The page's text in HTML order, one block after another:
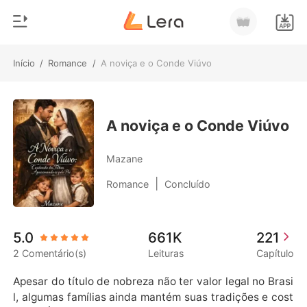
Início / Romance / A noviça e o Conde Viúvo
Loja
Histórico
Sair
Baixar App
Gênero
Moderno
Lobisomem
Contos
Bilionários
A noviça e o Conde Viúvo
Mazane
Romance Concluído
5.0
2 Comentário(s)
661K
Leituras
221
Capítulo
Apesar do título de nobreza não ter valor legal no Brasi
l, algumas famílias ainda mantém suas tradições e cost